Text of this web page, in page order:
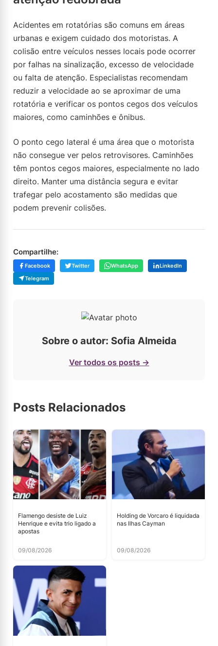
Acidentes em rotatórias são comuns em áreas
urbanas e exigem cuidado dos motoristas. A
colisão entre veículos nesses locais pode ocorrer
por falhas na sinalização, excesso de velocidade
ou falta de atenção. Especialistas recomendam
reduzir a velocidade ao se aproximar de uma
rotatória e verificar os pontos cegos dos veículos
maiores, como caminhões e ônibus.
O ponto cego lateral é uma área que o motorista
não consegue ver pelos retrovisores. Caminhões
têm pontos cegos maiores, especialmente no lado
direito. Manter uma distância segura e evitar
trafegar pelo acostamento são medidas que
podem prevenir colisões.
Compartilhe:
Facebook Twitter WhatsApp
LinkedIn
Telegram
Sobre o autor: Sofia Almeida
Ver todos os posts →
Posts Relacionados
Flamengo desiste de Luiz
Henrique e evita trio ligado a
apostas
09/08/2026
Holding de Vorcaro é liquidada
nas Ilhas Cayman
09/08/2026